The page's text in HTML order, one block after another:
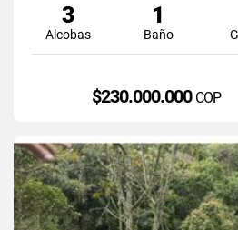
3
Alcobas
1
Baño
$230.000.000 COP